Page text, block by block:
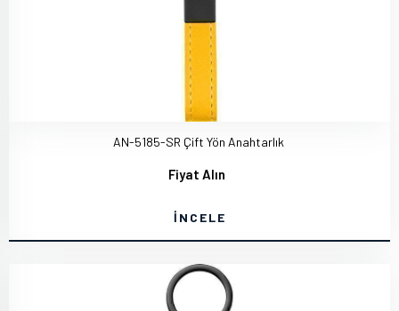
AN-5185-SR Çift Yön Anahtarlık
Fiyat Alın
İNCELE